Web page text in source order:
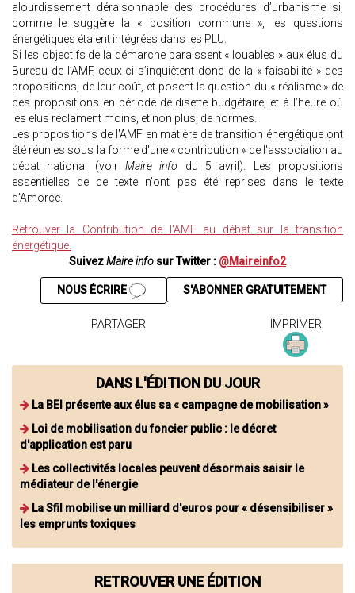
alourdissement déraisonnable des procédures d’urbanisme si,
comme le suggère la « position commune », les questions
énergétiques étaient intégrées dans les PLU.
Si les objectifs de la démarche paraissent « louables » aux élus du
Bureau de l’AMF, ceux-ci s’inquiètent donc de la « faisabilité » des
propositions, de leur coût, et posent la question du « réalisme » de
ces propositions en période de disette budgétaire, et à l’heure où
les élus réclament moins, et non plus, de normes.
Les propositions de l'AMF en matière de transition énergétique ont
été réunies sous la forme d'une « contribution » de l'association au
débat national (voir Maire info du 5 avril). Les propositions
essentielles de ce texte n'ont pas été reprises dans le texte
d'Amorce.
Retrouver la Contribution de l'AMF au débat sur la transition
énergétique.
SuivezMaire info sur Twitter : @Maireinfo2
S'ABONNER GRATUITEMENT
NOUS ÉCRIRE
PARTAGER IMPRIMER
DANS L'ÉDITION DU JOUR
La BEI présente aux élus sa « campagne de mobilisation »
Loi de mobilisation du foncier public : le décret
d'application est paru
Les collectivités locales peuvent désormais saisir le
médiateur de l'énergie
La Sfil mobilise un milliard d'euros pour « désensibiliser »
les emprunts toxiques
RETROUVER UNE ÉDITION